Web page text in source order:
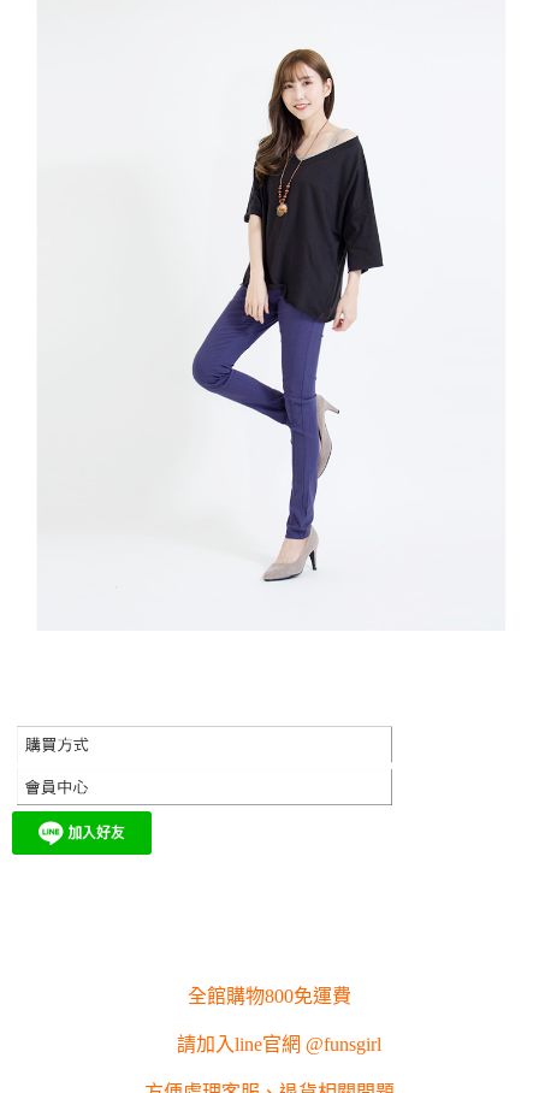
全館購物800免運費
請加入line官網 @funsgirl